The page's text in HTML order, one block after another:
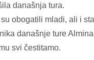
današnja tura.
obogatili mladi, ali i
današnje ture
svi čestitamo.